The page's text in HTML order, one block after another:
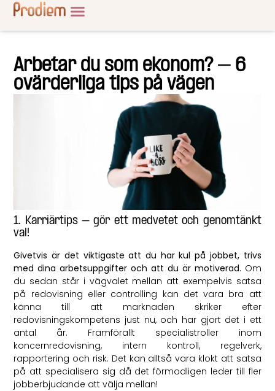
Arbetar du som ekonom? – 6
ovärderliga tips på vägen
1. Karriärtips – gör ett medvetet och genomtänkt
val!
Givetvis är det viktigaste att du har kul på jobbet, trivs
med dina arbetsuppgifter och att du är motiverad. Om
du sedan står i vägvalet mellan att exempelvis satsa
på redovisning eller controlling kan det vara bra att
känna till att marknaden skriker efter
redovisningskompetens just nu, och har gjort det i ett
antal år. Framförallt specialistroller inom
koncernredovisning, intern kontroll, regelverk,
rapportering och risk. Det kan alltså vara klokt att satsa
på att specialisera sig då det förmodligen leder till fler
jobberbjudande att välja mellan!